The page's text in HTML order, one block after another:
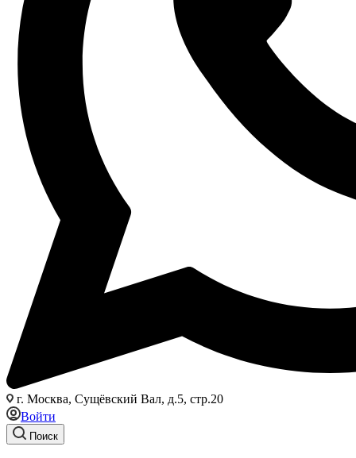
г. Москва, Сущёвский Вал, д.5, стр.20
Войти
Поиск